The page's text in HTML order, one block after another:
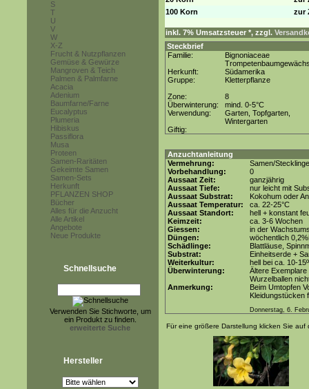
S
T
U
V
W
X-Z
Frucht & Nutzpflanzen
Gemüse & Gewürze
Mangroven & Teich
Palmen & Palmfarne
Acacia
Adenium
Baumfarne/Farne
Eucalyptus
Plumeria
Hibiskus
Passiflora
Musa
Proteen
Samen-Raritäten
Gekeimte Samen
Samen-Sets
Herkunft
PFLANZEN SHOP
Bücher
Alles für die Anzucht
Alle Artikel
Angebote
Neue Produkte
Schnellsuche
Verwenden Sie Stichworte, um
ein Produkt zu finden.
erweiterte Suche
Hersteller
100 Korn
zur
inkl. 7% Umsatzsteuer *, zzgl.
Steckbrief
Familie:
Bignoniaceae
Herkunft:
Südamerika
Gruppe:
Kletterpflanze
Zone:
8
Überwinterung:
mind. 0-5°C
Verwendung:
Garten, Topfgarten,
Wintergarten
Giftig:
Anzuchtanleitung
Vermehrung:
Samen/
Vorbehandlung:
0
Aussaat Zeit:
ganzjährig
Aussaat Tiefe:
nur leicht mit
Aussaat Substrat:
Kokohum oder
Aussaat Temperatur:
ca. 22-25°C
Aussaat Standort:
hell + konstant
Keimzeit:
ca. 3-6 Wochen
Giessen:
in der
Düngen:
wöchentlich
Schädlinge:
Blattläuse,
Substrat:
Einheitserde +
Weiterkultur:
hell bei ca. 10-
Überwinterung:
Ältere
Wurzelballen
Anmerkung:
Beim Umtopfen
Kleidungstücken
Donnerstag, 6.
Für eine größere Darstellung klicken Sie auf